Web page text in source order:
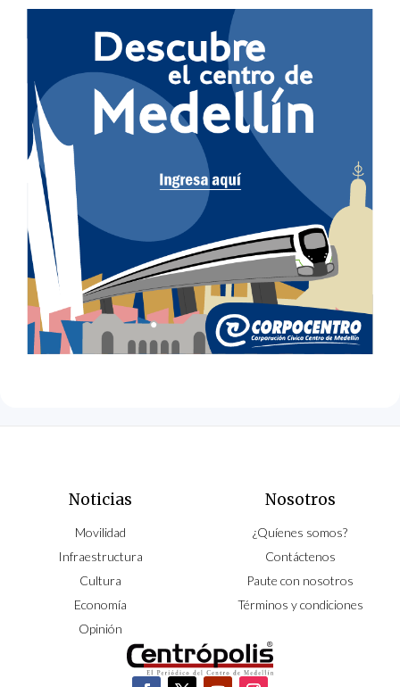
Noticias
Movilidad
Infraestructura
Cultura
Economía
Opinión
Nosotros
¿Quíenes somos?
Contáctenos
Paute con nosotros
Términos y condiciones